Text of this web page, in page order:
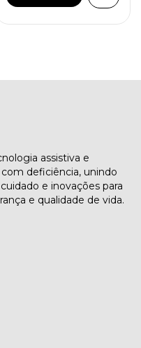
assistiva e
deficiência, unindo
e inovações para
e qualidade de vida.